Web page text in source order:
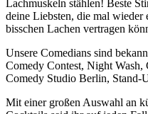
Lachmuskeln stählen! Beste
deine Liebsten, die mal
bisschen Lachen vertragen
Unsere Comedians sind
Comedy Contest, Night Wash,
Comedy Studio Berlin, Stand-
Mit einer großen Auswahl an